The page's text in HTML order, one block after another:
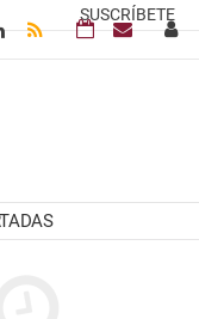
SUSCRÍBETE